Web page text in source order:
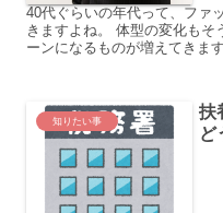
40代ぐらいの年代って、ファ
きますよね。 体型の変化もそ
ーンになるものが増えてきま
知りたい事
扶
ど